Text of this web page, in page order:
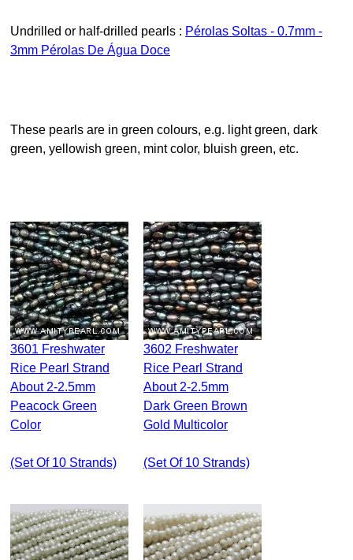
Undrilled or half-drilled pearls : Pérolas Soltas - 0.7mm -
3mm Pérolas De Água Doce
These pearls are in green colours, e.g. light green, dark
green, yellowish green, mint color, bluish green, etc.
3601 Freshwater
Rice Pearl Strand
About 2-2.5mm
Peacock Green
Color
(set Of 10 Strands)
3602 Freshwater
Rice Pearl Strand
About 2-2.5mm
Dark Green Brown
Gold Multicolor
(set Of 10 Strands)